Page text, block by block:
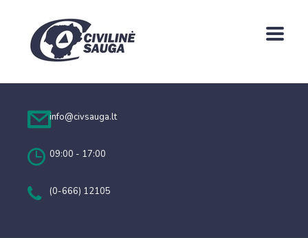
info@civsauga.lt
09:00 - 17:00
(0-666) 12105